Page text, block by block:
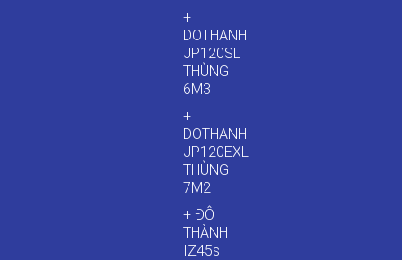
+
DOTHANH
JP120SL
THÙNG
6M3
+
DOTHANH
JP120EXL
THÙNG
7M2
+ ĐÔ
THÀNH
IZ45s